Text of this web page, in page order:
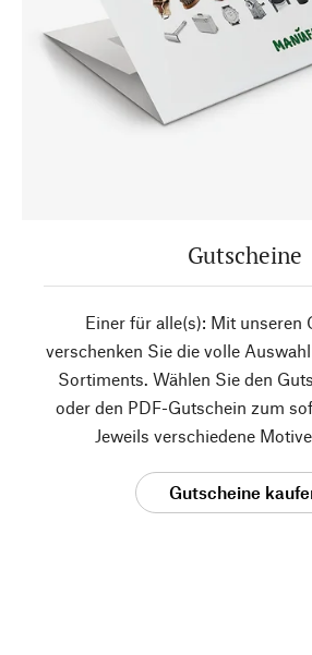
Gutscheine
Einer für alle(s): Mit unseren
verschenken Sie die volle
Sortiments. Wählen Sie den
oder den PDF-Gutschein zum
Jeweils verschiedene
Gutscheine